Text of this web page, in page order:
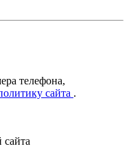
телефона,
сайта .